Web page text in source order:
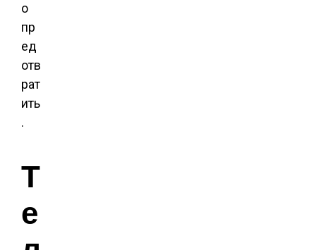
о
пр
ед
отв
рат
ить
.
Т
е